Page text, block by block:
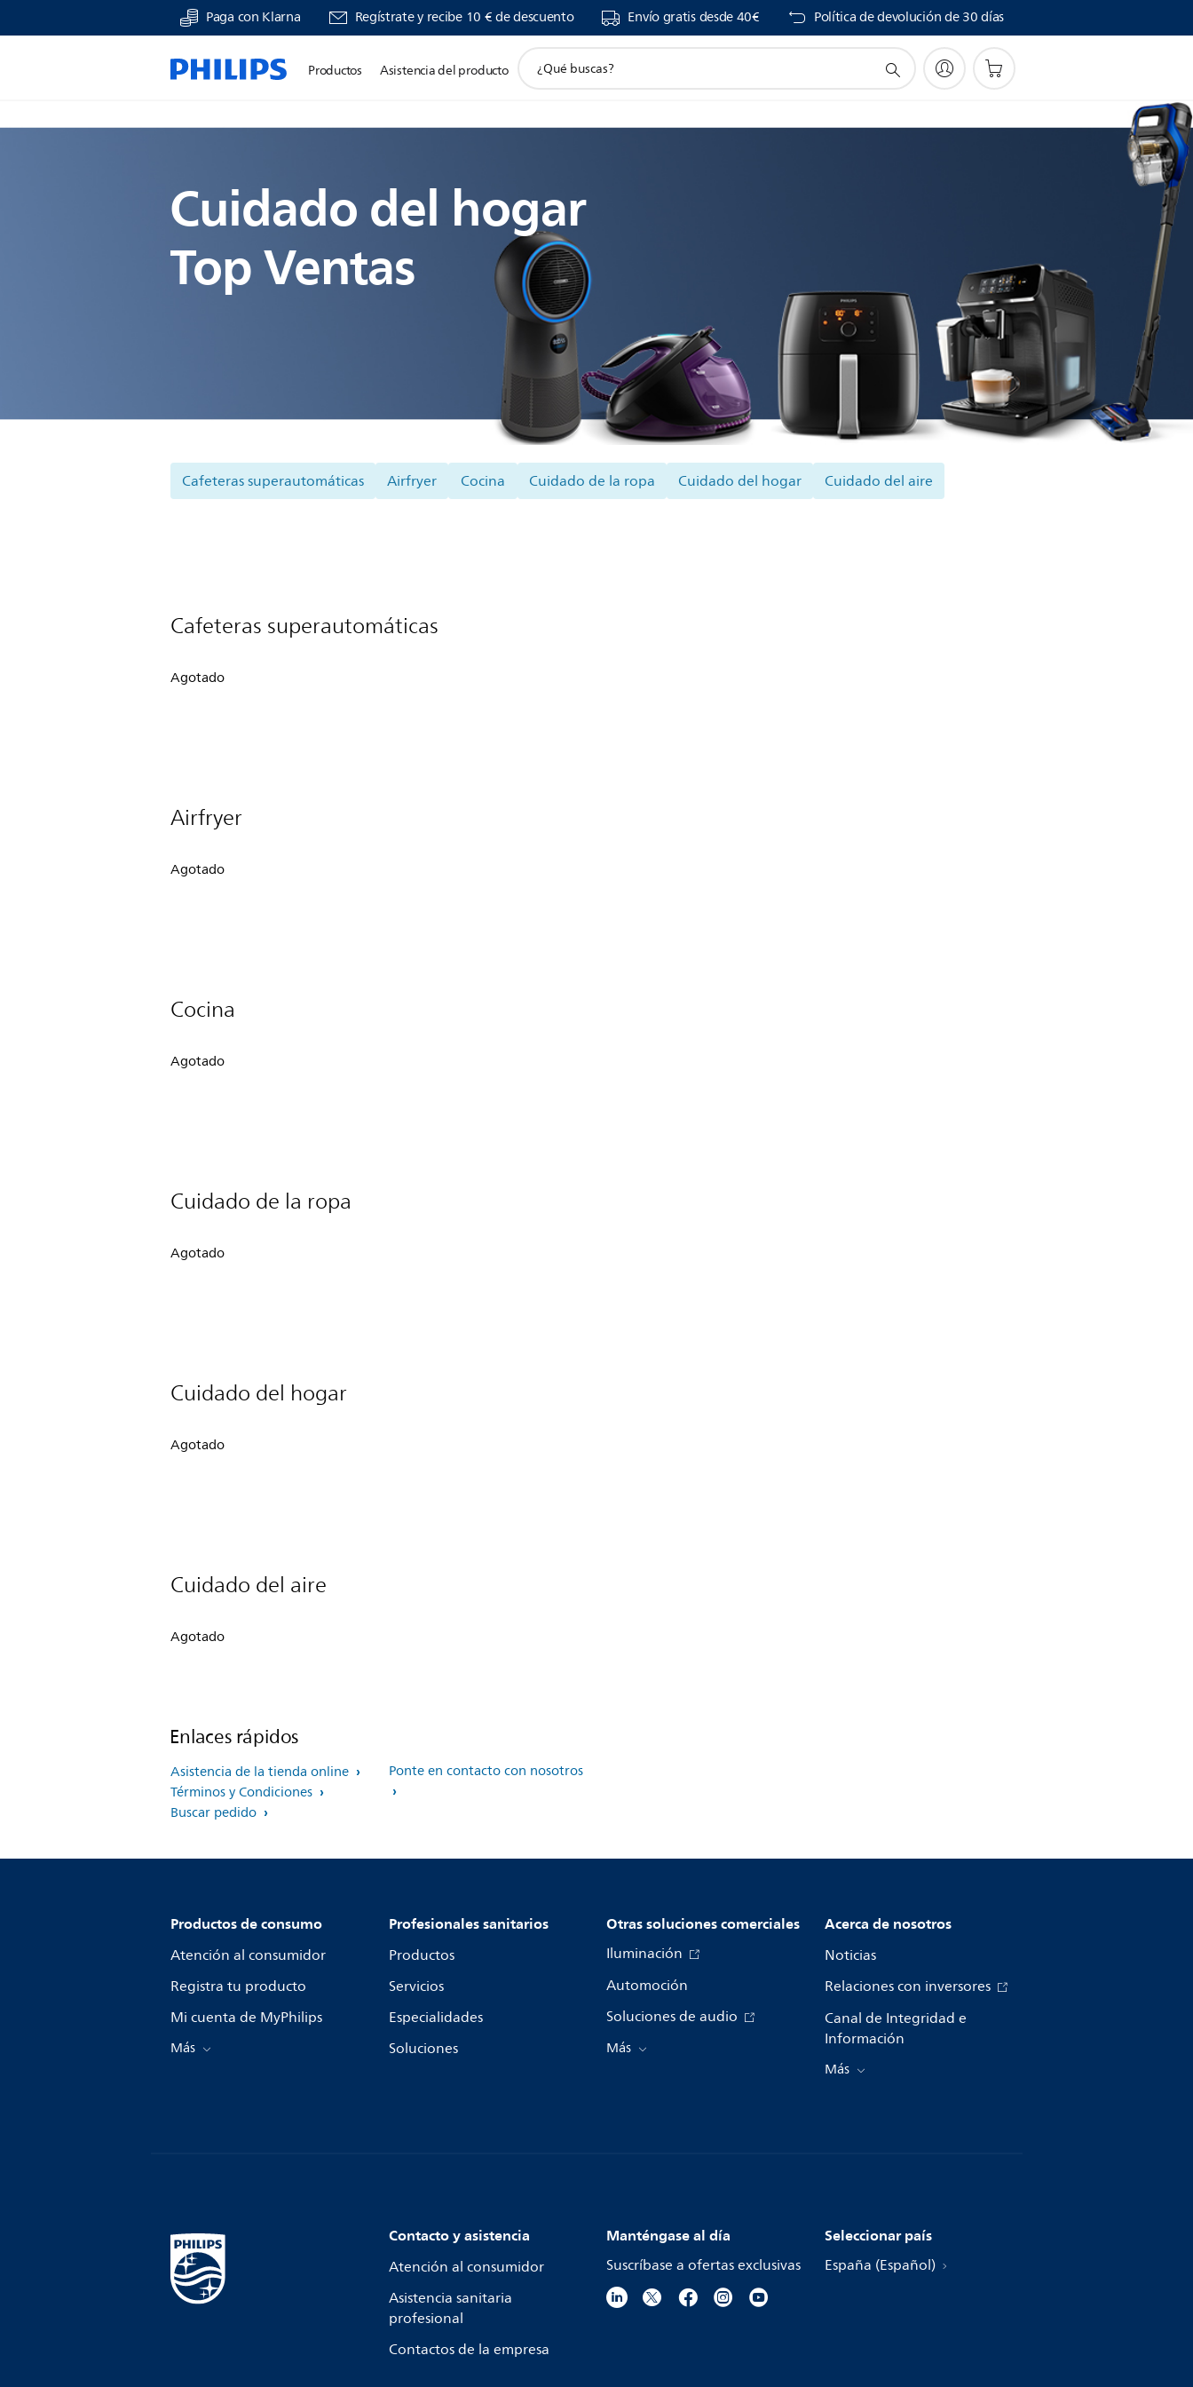
Paga con Klarna Regístrate y recibe 10 € de descuento Envío gratis desde 40€ Política de devolución de 30 días
Productos Asistencia del producto
búsqueda
Cuidado del hogar
Top Ventas
Cafeteras superautomáticas Airfryer Cocina Cuidado de la ropa Cuidado del hogar Cuidado del aire
Cafeteras superautomáticas
Agotado
Airfryer
Agotado
Cocina
Agotado
Cuidado de la ropa
Agotado
Cuidado del hogar
Agotado
Cuidado del aire
Agotado
Enlaces rápidos
Asistencia de la tienda online
Términos y Condiciones
Buscar pedido
Ponte en contacto con nosotros
Productos de consumo
Atención al consumidor
Registra tu producto
Mi cuenta de MyPhilips
Más
Profesionales sanitarios
Productos
Servicios
Especialidades
Soluciones
Otras soluciones comerciales
Iluminación
Automoción
Soluciones de audio
Más
Acerca de nosotros
Noticias
Relaciones con inversores
Canal de Integridad e
Información
Más
Contacto y asistencia
Atención al consumidor
Asistencia sanitaria
profesional
Contactos de la empresa
Manténgase al día
Suscríbase a ofertas exclusivas
Seleccionar país
España (Español)